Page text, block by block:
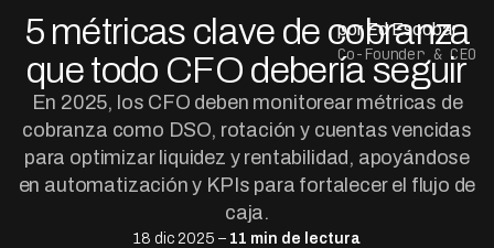
5 métricas clave de cobranza
que todo CFO debería seguir
En 2025, los CFO deben monitorear métricas de
cobranza como DSO, rotación y cuentas vencidas
para optimizar liquidez y rentabilidad, apoyándose
en automatización y KPIs para fortalecer el flujo de
caja.
18 dic 2025 – 11 min de lectura
por Ed Escobar
Co-Founder & CEO